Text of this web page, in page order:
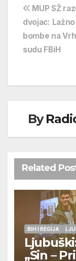
objava
MUP SŽ
dvojac:
bombe na
sudu FBiH
By
Related
BIH I REGIJA
„Sin –